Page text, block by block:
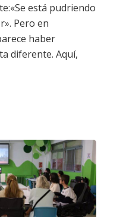
está pudriendo
Pero en
haber
diferente. Aquí,